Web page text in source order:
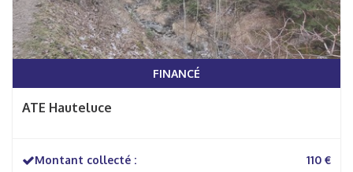
FINANCÉ
ATE Hauteluce
Montant collecté : 110 €